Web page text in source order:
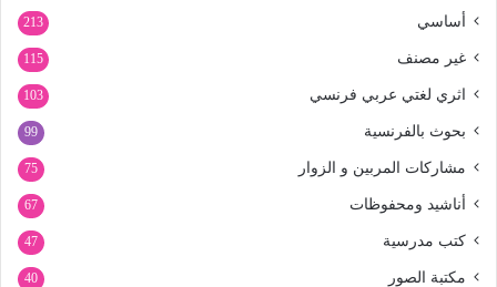
أساسي 213
غير مصنف 115
اثري لغتي عربي فرنسي 103
بحوث بالفرنسية 99
مشاركات المربين و الزوار 75
أناشيد ومحفوظات 67
كتب مدرسية 47
مكتبة الصور 40